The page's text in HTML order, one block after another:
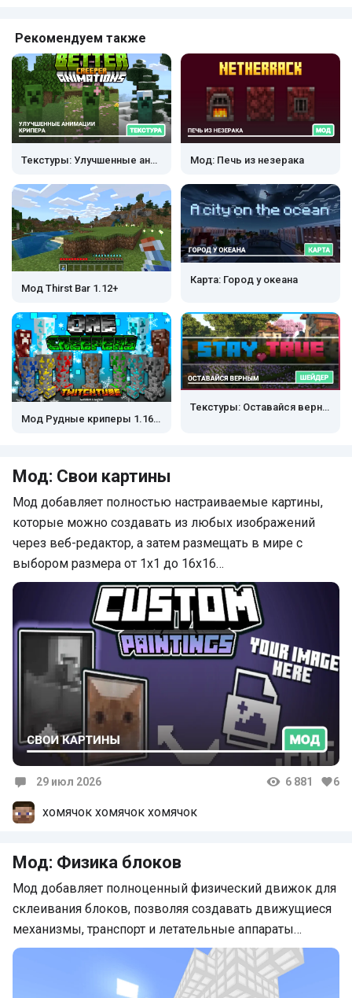
Рекомендуем также
Текстуры: Улучшенные анимации крипера Мод: Печь из незерака
Мод Thirst Bar 1.12+
Карта: Город у океана
Мод Рудные криперы 1.16.100+
Текстуры: Оставайся верным
Мод: Свои картины
Мод добавляет полностью настраиваемые картины,
которые можно создавать из любых изображений
через веб-редактор, а затем размещать в мире с
выбором размера от 1x1 до 16x16…
29 июл 2026 6 881 6
хомячок хомячок хомячок
Мод: Физика блоков
Мод добавляет полноценный физический движок для
склеивания блоков, позволяя создавать движущиеся
механизмы, транспорт и летательные аппараты…